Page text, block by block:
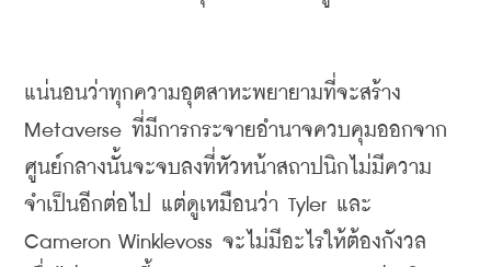
แน่นอนว่าทุกความอุตสาหะพยายาม
Metaverse ที่มีการกระจายอำนาจควบคุมออกจาก
ศูนย์กลางนั้นจะจบลงที่หัวหน้าสถาปนิกไม่มีความ
จำเป็นอีกต่อไป แต่ดูเหมือนว่า Tyler
Cameron Winklevoss จะไม่มีอะไรให้ต้องกังวล